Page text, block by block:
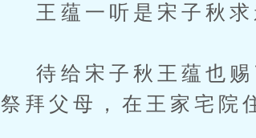
王蕴一听是宋子秋求
待给宋子秋王蕴也赐
祭拜父母，在王家宅院